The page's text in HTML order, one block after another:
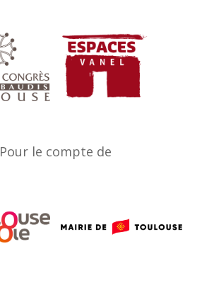
Pour le compte de